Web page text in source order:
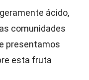
ácido,
comunidades
presentamos
esta fruta